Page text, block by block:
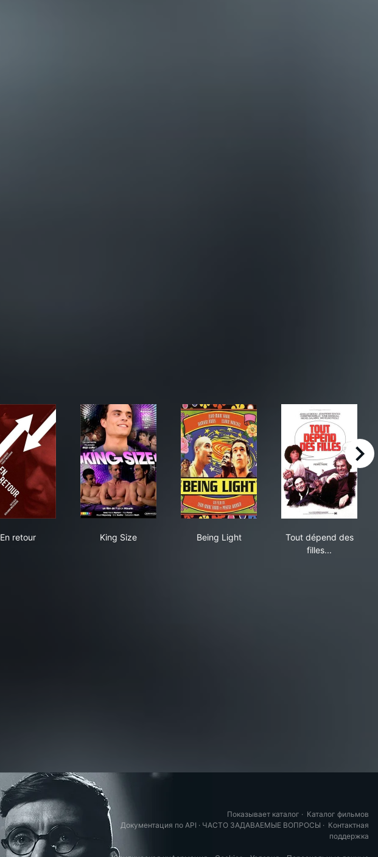
En retour
King Size
Being Light
Tout dépend des
filles...
right
Показывает каталог · Каталог фильмов
Документация по API · ЧАСТО ЗАДАВАЕМЫЕ ВОПРОСЫ · Контактная
поддержка